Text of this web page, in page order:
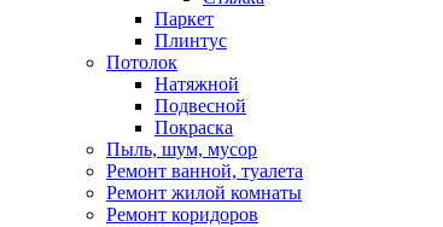
Паркет
Плинтус
Потолок
Натяжной
Подвесной
Покраска
Пыль, шум, мусор
Ремонт ванной, туалета
Ремонт жилой комнаты
Ремонт коридоров